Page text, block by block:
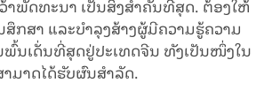
າພັດທະນາ ເປັນສິ່ງສຳຄັນທີ່ສຸດ. ຕ້ອງໃຫ້
ສຶກສາ ແລະບຳລຸງສ້າງຜູ້ມີຄວາມຮູ້ຄວາມ
ພົ້ນເດັ່ນທີ່ສຸດຢູ່ປະເທດຈີນ ທັງເປັນໜຶ່ງໃນ
ມາດໄດ້ຮັບຜົນສຳລັດ.